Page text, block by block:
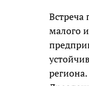
Встреча
малого